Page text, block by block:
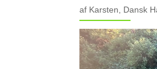
af Karsten, Dansk